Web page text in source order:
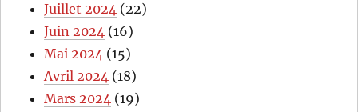
Juillet 2024 (22)
Juin 2024 (16)
Mai 2024 (15)
Avril 2024 (18)
Mars 2024 (19)